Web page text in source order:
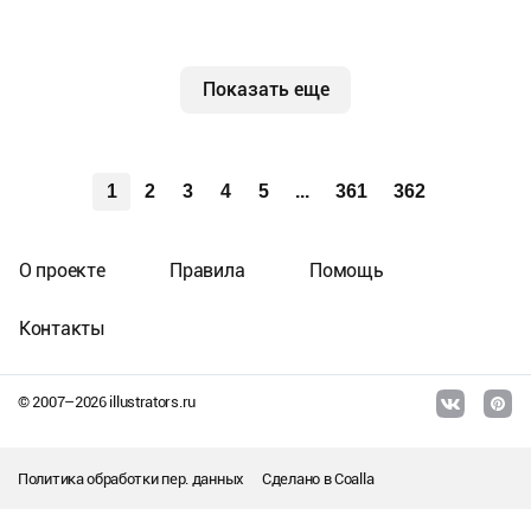
Показать еще
1 2 3 4 5 ... 361 362
© 2007–2026illustrators.ru
О проекте Правила Помощь
Контакты
Политика обработки пер. данных Сделано вCoalla